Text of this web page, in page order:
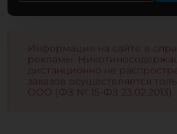
Информация на сайте в
рекламы.
дистанционно не
заказов осуществляется
ООО (ФЗ № 15-ФЗ 23.02.2013)